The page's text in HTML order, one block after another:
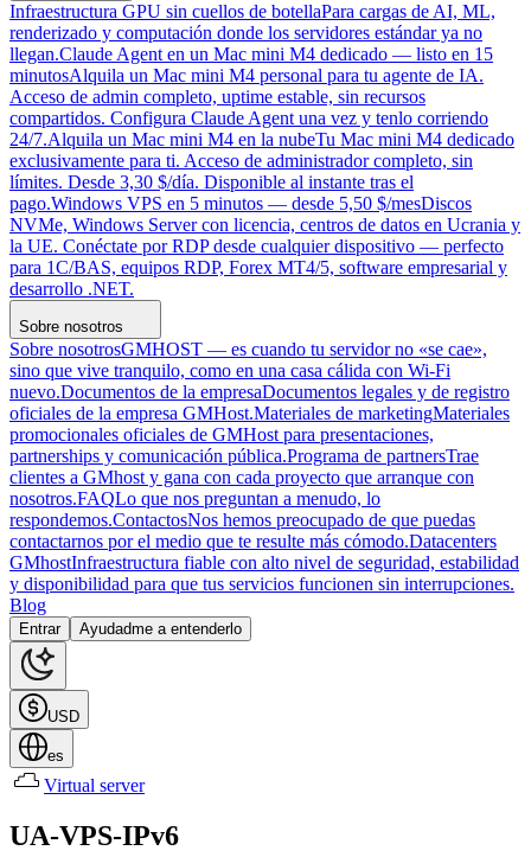
Infraestructura GPU sin cuellos de botellaPara cargas de AI, ML,
renderizado y computación donde los servidores estándar ya no
llegan.Claude Agent en un Mac mini M4 dedicado — listo en 15
minutosAlquila un Mac mini M4 personal para tu agente de IA.
Acceso de admin completo, uptime estable, sin recursos
compartidos. Configura Claude Agent una vez y tenlo corriendo
24/7.Alquila un Mac mini M4 en la nubeTu Mac mini M4 dedicado
exclusivamente para ti. Acceso de administrador completo, sin
límites. Desde 3,30 $/día. Disponible al instante tras el
pago.Windows VPS en 5 minutos — desde 5,50 $/mesDiscos
NVMe, Windows Server con licencia, centros de datos en Ucrania y
la UE. Conéctate por RDP desde cualquier dispositivo — perfecto
para 1C/BAS, equipos RDP, Forex MT4/5, software empresarial y
desarrollo .NET.
Sobre nosotros
Sobre nosotrosGMHOST — es cuando tu servidor no «se cae»,
sino que vive tranquilo, como en una casa cálida con Wi-Fi
nuevo.Documentos de la empresaDocumentos legales y de registro
oficiales de la empresa GMHost.Materiales de marketingMateriales
promocionales oficiales de GMHost para presentaciones,
partnerships y comunicación pública.Programa de partnersTrae
clientes a GMhost y gana con cada proyecto que arranque con
nosotros.FAQLo que nos preguntan a menudo, lo
respondemos.ContactosNos hemos preocupado de que puedas
contactarnos por el medio que te resulte más cómodo.Datacenters
GMhostInfraestructura fiable con alto nivel de seguridad, estabilidad
y disponibilidad para que tus servicios funcionen sin interrupciones.
Blog
Entrar Ayudadme a entenderlo
USD
es
Virtual server
UA-VPS-IPv6